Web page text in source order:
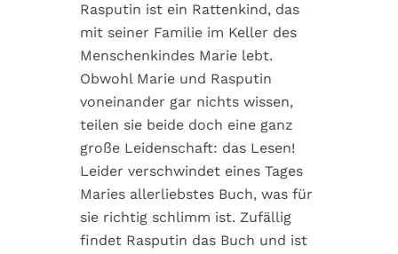
Rasputin ist ein Rattenkind, das
mit seiner Familie im Keller des
Menschenkindes Marie lebt.
Obwohl Marie und Rasputin
voneinander gar nichts wissen,
teilen sie beide doch eine ganz
große Leidenschaft: das Lesen!
Leider verschwindet eines Tages
Maries allerliebstes Buch, was für
sie richtig schlimm ist. Zufällig
findet Rasputin das Buch und ist